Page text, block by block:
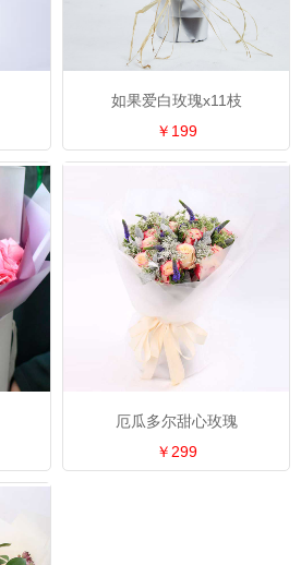
如果爱白玫瑰x11枝
￥199
厄瓜多尔甜心玫瑰
￥299